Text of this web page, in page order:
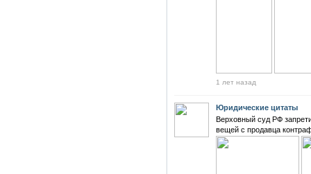
1 лет назад
Юридические цитаты
Верховный суд РФ
вещей с продавца